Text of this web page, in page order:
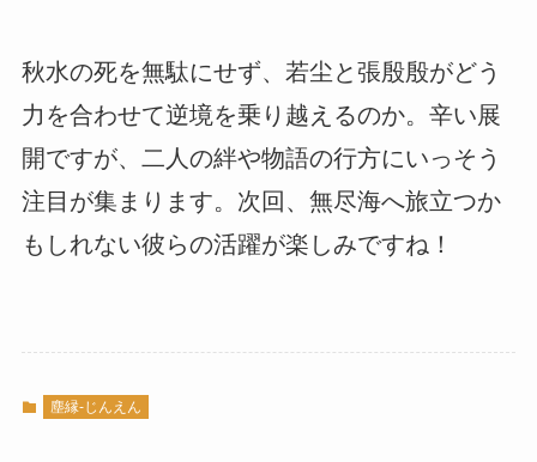
秋水の死を無駄にせず、若尘と張殷殷がどう
力を合わせて逆境を乗り越えるのか。辛い展
開ですが、二人の絆や物語の行方にいっそう
注目が集まります。次回、無尽海へ旅立つか
もしれない彼らの活躍が楽しみですね！
塵縁-じんえん